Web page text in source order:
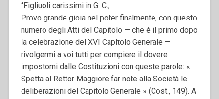
“Figliuoli carissimi in G. C.,
Provo grande gioia nel poter finalmente, con questo
numero degli Atti del Capitolo — che è il primo dopo
la celebrazione del XVI Capitolo Generale —
rivolgermi a voi tutti per compiere il dovere
impostomi dalle Costituzioni con queste parole: «
Spetta al Rettor Maggiore far note alla Società le
deliberazioni del Capitolo Generale » (Cost., 149). A